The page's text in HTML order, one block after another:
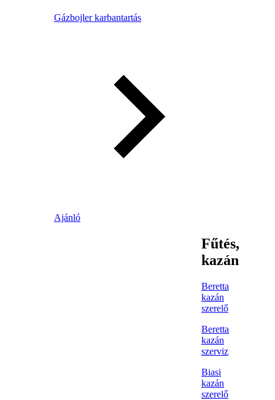
Gázbojler karbantartás
Ajánló
Fűtés,
kazán
Beretta
kazán
szerelő
Beretta
kazán
szerviz
Biasi
kazán
szerelő